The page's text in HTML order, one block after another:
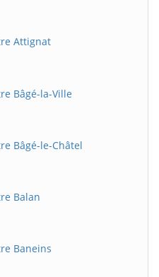
Attignat
Bâgé-la-Ville
Bâgé-le-Châtel
Balan
Baneins